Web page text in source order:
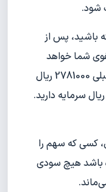
شود.
باشید، پس از
سهم در پرتفوی شما خواهد
بود. میزان سرمایه شما در حالت قبلی 2781000 ریال
بود. حالا شما 1500 ضرب در 1854 ریال سرمایه دارید.
کسی که سهم را
باشد هیچ سودی